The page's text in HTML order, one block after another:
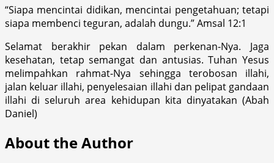
“Siapa mencintai didikan, mencintai pengetahuan; tetapi
siapa membenci teguran, adalah dungu.” Amsal 12:1
Selamat berakhir pekan dalam perkenan-Nya. Jaga
kesehatan, tetap semangat dan antusias. Tuhan Yesus
melimpahkan rahmat-Nya sehingga terobosan illahi,
jalan keluar illahi, penyelesaian illahi dan pelipat gandaan
illahi di seluruh area kehidupan kita dinyatakan (Abah
Daniel)
About the Author